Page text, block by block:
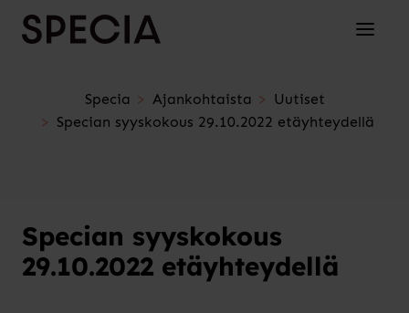
Siirry sisältöön Avaa/
Specia Ajankohtaista
Uutiset
Specian syyskokous 29.10.2022 etäyhteydellä
Specian syyskokous
29.10.2022 etäyhteydellä